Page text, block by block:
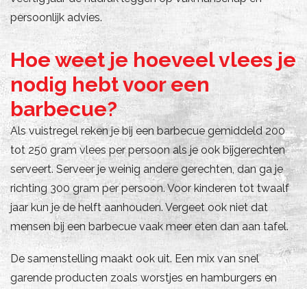
persoonlijk advies.
Hoe weet je hoeveel vlees je
nodig hebt voor een
barbecue?
Als vuistregel reken je bij een barbecue gemiddeld 200
tot 250 gram vlees per persoon als je ook bijgerechten
serveert. Serveer je weinig andere gerechten, dan ga je
richting 300 gram per persoon. Voor kinderen tot twaalf
jaar kun je de helft aanhouden. Vergeet ook niet dat
mensen bij een barbecue vaak meer eten dan aan tafel.
De samenstelling maakt ook uit. Een mix van snel
garende producten zoals worstjes en hamburgers en